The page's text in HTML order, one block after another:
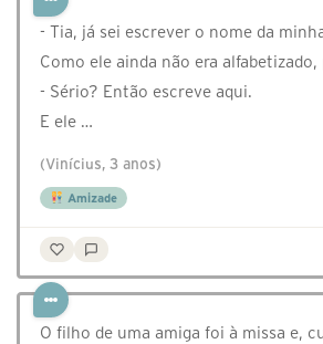
- Tia, já sei escrever o nome da
Como ele ainda não era
- Sério? Então escreve aqui.
E ele …
(Vinícius, 3 anos)
Amizade
O filho de uma amiga foi à missa e,